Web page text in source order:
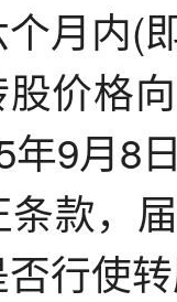
月内(
价格
9月8
款，
行使